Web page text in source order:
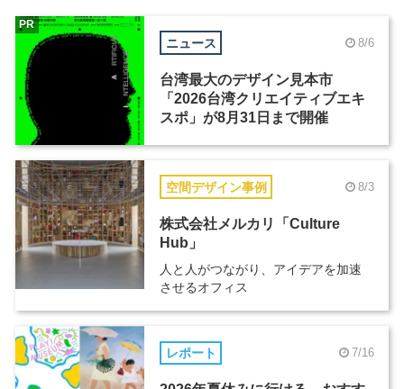
ニュース 8/6
台湾最大のデザイン見本市
「2026台湾クリエイティブエキ
スポ」が8月31日まで開催
PR
空間デザイン事例 8/3
株式会社メルカリ「Culture
Hub」
人と人がつながり、アイデアを加速
させるオフィス
レポート 7/16